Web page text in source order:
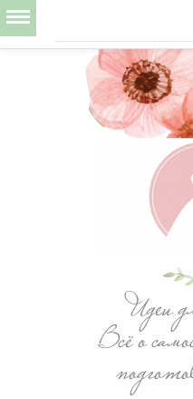
Идеи для свадьбы.